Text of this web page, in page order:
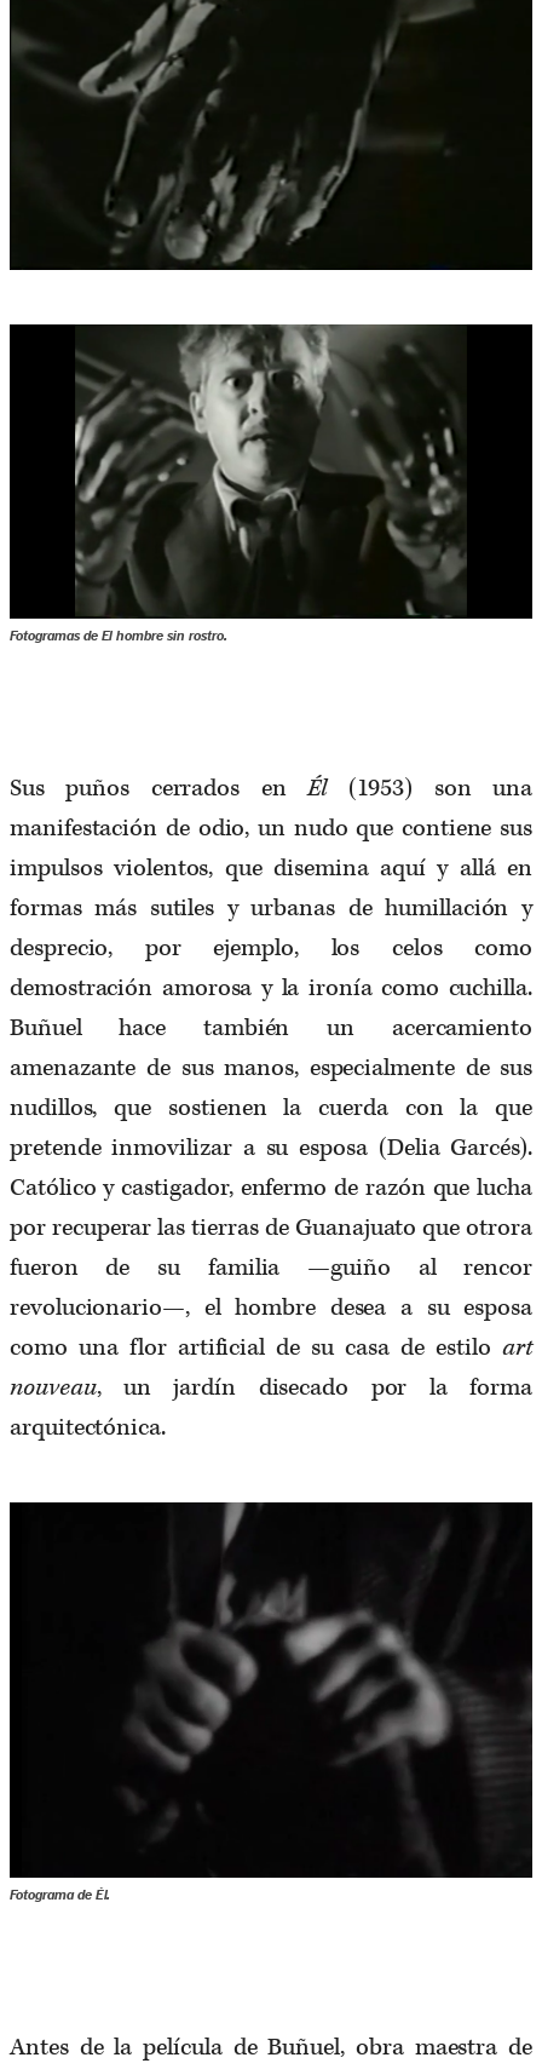
Fotogramas de El hombre sin rostro.
Sus puños cerrados enÉl(1953) son una
manifestación de odio, un nudo que contiene sus
impulsos violentos, que disemina aquí y allá en
formas más sutiles y urbanas de humillación y
desprecio, por ejemplo, los celos como
demostración amorosa y la ironía como cuchilla.
Buñuel hace también un acercamiento
amenazante de sus manos, especialmente de sus
nudillos, que sostienen la cuerda con la que
pretende inmovilizar a su esposa (Delia Garcés).
Católico y castigador, enfermo de razón que lucha
por recuperar las tierras de Guanajuato que otrora
fueron de su familia —guiño al rencor
revolucionario—, el hombre desea a su esposa
como una flor artificial de su casa de estiloart
nouveau, un jardín disecado por la forma
arquitectónica.
Fotograma de Él.
Antes de la película de Buñuel, obra maestra de